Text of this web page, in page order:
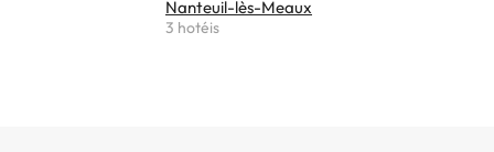
Nanteuil-lès-Meaux
3 hotéis